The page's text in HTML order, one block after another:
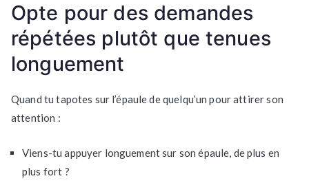
Opte pour des demandes
répétées plutôt que tenues
longuement
Quand tu tapotes sur l’épaule de quelqu’un pour attirer son
attention :
Viens-tu appuyer longuement sur son épaule, de plus en
plus fort ?